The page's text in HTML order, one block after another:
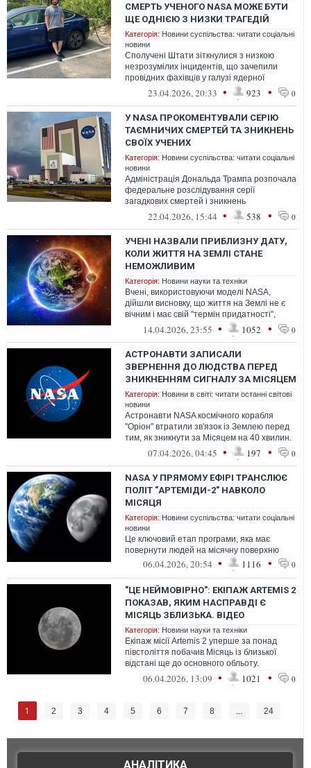
СМЕРТЬ УЧЕНОГО NASA МОЖЕ БУТИ
ЩЕ ОДНІЄЮ З НИЗКИ ТРАГЕДІЙ
Категорія: Новини суспільства: читати соціальні
новини
Сполучені Штати зіткнулися з низкою
незрозумілих інцидентів, що зачепили
провідних фахівців у галузі ядерної
енергетики та аерокосмічних розробок.
23.04.2026, 20:33 • 923 • 0
У NASA ПРОКОМЕНТУВАЛИ СЕРІЮ
ТАЄМНИЧИХ СМЕРТЕЙ ТА ЗНИКНЕНЬ
СВОЇХ УЧЕНИХ
Категорія: Новини суспільства: читати соціальні
новини
Адміністрація Дональда Трампа розпочала
федеральне розслідування серії
загадкових смертей і зникнень
американських учених, що вже спричинило
22.04.2026, 15:44 • 538 • 0
УЧЕНІ НАЗВАЛИ ПРИБЛИЗНУ ДАТУ,
КОЛИ ЖИТТЯ НА ЗЕМЛІ СТАНЕ
НЕМОЖЛИВИМ
Категорія: Новини науки та техніки
Вчені, використовуючи моделі NASA,
дійшли висновку, що життя на Землі не є
вічним і має свій "термін придатності",
закладений природними процесами.
14.04.2026, 23:55 • 1052 • 0
АСТРОНАВТИ ЗАПИСАЛИ
ЗВЕРНЕННЯ ДО ЛЮДСТВА ПЕРЕД
ЗНИКНЕННЯМ СИГНАЛУ ЗА МІСЯЦЕМ
Категорія: Новини в світі: читати останні світові
новини
Астронавти NASA космічного корабля
"Оріон" втратили зв'язок із Землею перед
тим, як зникнути за Місяцем на 40 хвилин.
Перед цим вони лишили послання л...
07.04.2026, 04:45 • 197 • 0
NASA У ПРЯМОМУ ЕФІРІ ТРАНСЛЮЄ
ПОЛІТ "АРТЕМІДИ-2" НАВКОЛО
МІСЯЦЯ
Категорія: Новини суспільства: читати соціальні
новини
Це ключовий етап програми, яка має
повернути людей на місячну поверхню
06.04.2026, 20:54 • 1116 • 0
"ЦЕ НЕЙМОВІРНО": ЕКІПАЖ ARTEMIS 2
ПОКАЗАВ, ЯКИМ НАСПРАВДІ Є
МІСЯЦЬ ЗБЛИЗЬКА. ВІДЕО
Категорія: Новини науки та техніки
Екіпаж місії Artemis 2 уперше за понад
півстоліття побачив Місяць із близької
відстані ще до основного обльоту.
Астронавти діляться емоціями та науков...
06.04.2026, 13:09 • 1021 • 0
1 2 3 4 5 6 7 8 ... 24
АНАЛІТИКА